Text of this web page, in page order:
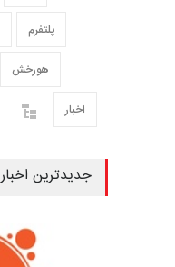
پلتفرم
هورخش
اخبار
جدیدترین اخبار